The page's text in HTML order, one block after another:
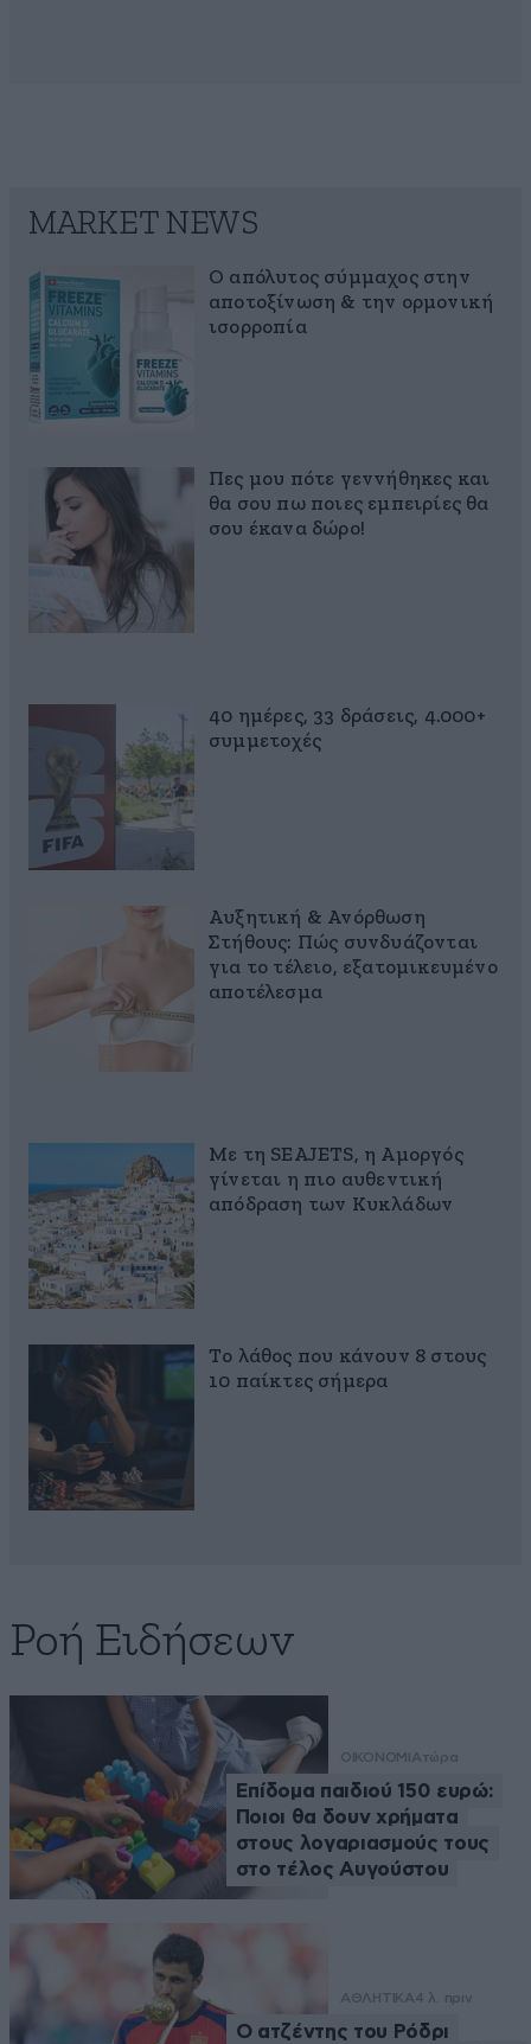
MARKET NEWS
Ο απόλυτος σύμμαχος στην
αποτοξίνωση & την ορμονική
ισορροπία
Πες μου πότε γεννήθηκες και
θα σου πω ποιες εμπειρίες θα
σου έκανα δώρο!
40 ημέρες, 33 δράσεις, 4.000+
συμμετοχές
Αυξητική & Ανόρθωση
Στήθους: Πώς συνδυάζονται
για το τέλειο, εξατομικευμένο
αποτέλεσμα
Με τη SEAJETS, η Αμοργός
γίνεται η πιο αυθεντική
απόδραση των Κυκλάδων
Το λάθος που κάνουν 8 στους
10 παίκτες σήμερα
Ροή Ειδήσεων
ΟΙΚΟΝΟΜΙΑτώρα
Επίδομα παιδιού 150 ευρώ:
Ποιοι θα δουν χρήματα
στους λογαριασμούς τους
στο τέλος Αυγούστου
ΑΘΛΗΤΙΚΑ4 λ. πριν
Ο ατζέντης του Ρόδρι